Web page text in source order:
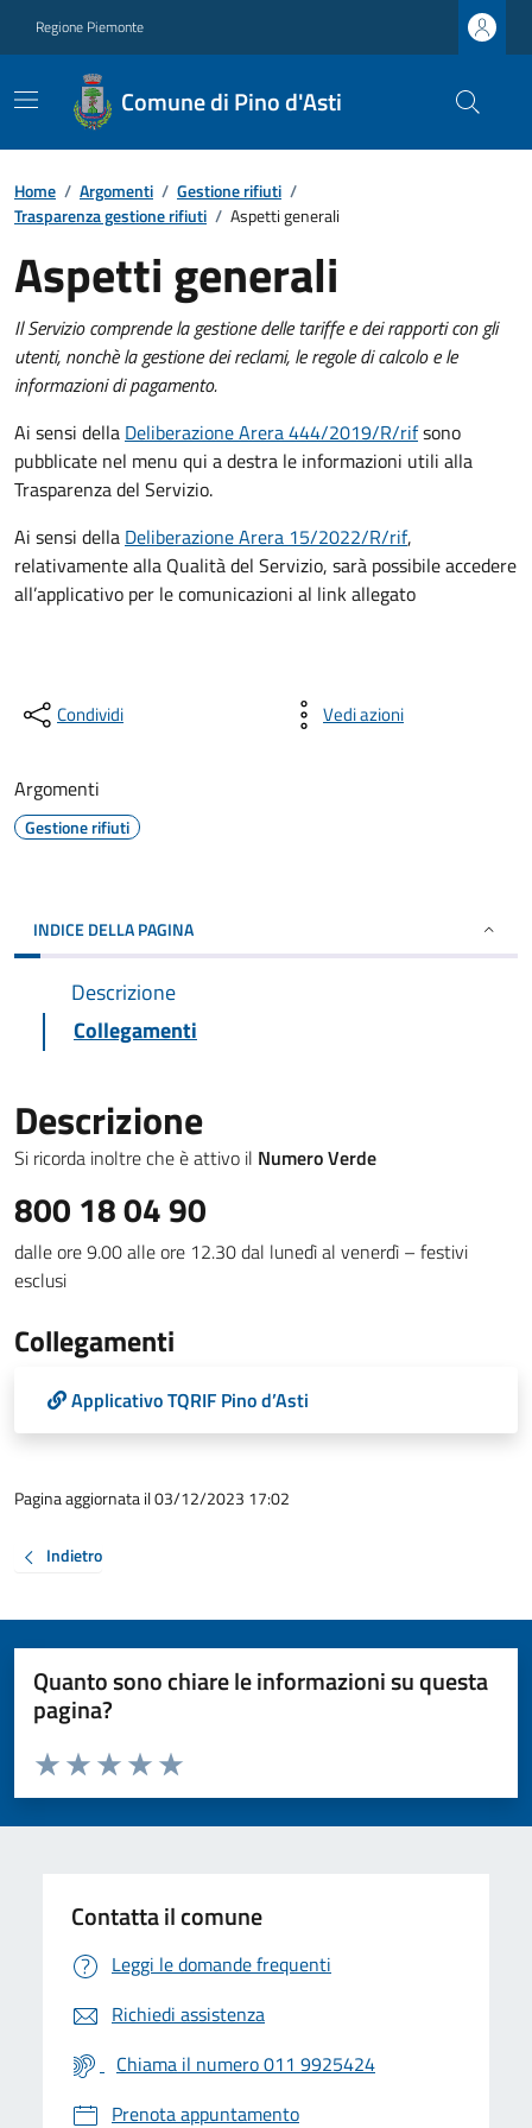
Regione Piemonte
Comune di Pino d'Asti
Home / Argomenti / Gestione rifiuti /
Trasparenza gestione rifiuti / Aspetti generali
Aspetti generali
Il Servizio comprende la gestione delle tariffe e dei rapporti con gli
utenti, nonchè la gestione dei reclami, le regole di calcolo e le
informazioni di pagamento.
Ai sensi della Deliberazione Arera 444/2019/R/rifsono
pubblicate nel menu qui a destra le informazioni utili alla
Trasparenza del Servizio.
Ai sensi della Deliberazione Arera 15/2022/R/rif,
relativamente alla Qualità del Servizio, sarà possibile accedere
all’applicativo per le comunicazioni al link allegato
Condividi Vedi azioni
Argomenti
Gestione rifiuti
INDICE DELLA PAGINA
Descrizione
Collegamenti
Descrizione
Si ricorda inoltre che è attivo il Numero Verde
800 18 04 90
dalle ore 9.00 alle ore 12.30 dal lunedì al venerdì – festivi
esclusi
Collegamenti
Applicativo TQRIF Pino d’Asti
Pagina aggiornata il 03/12/2023 17:02
Indietro
Quanto sono chiare le informazioni su questa
pagina?
Valuta da 1 a 5 stelle la pagina
Valuta 5 stelle su 5
Valuta 4 stelle su 5
Valuta 3 stelle su 5
Valuta 2 stelle su 5
Valuta 1 stelle su 5
Contatta il comune
Leggi le domande frequenti
Richiedi assistenza
Chiama il numero 011 9925424
Prenota appuntamento